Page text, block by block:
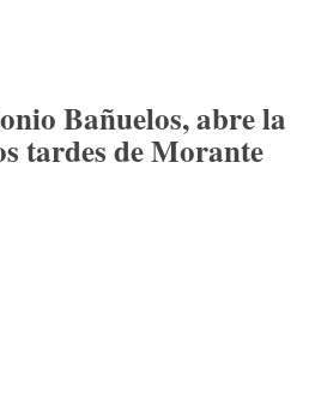
Bañuelos, abre la
tardes de Morante